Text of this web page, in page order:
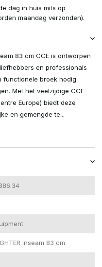
dag in huis mits op
maandag verzonden).
83 cm CCE is ontworpen
en professionals
functionele broek nodig
Met het veelzijdige CCE-
Europe) biedt deze
en gemengde te...
inseam 83 cm